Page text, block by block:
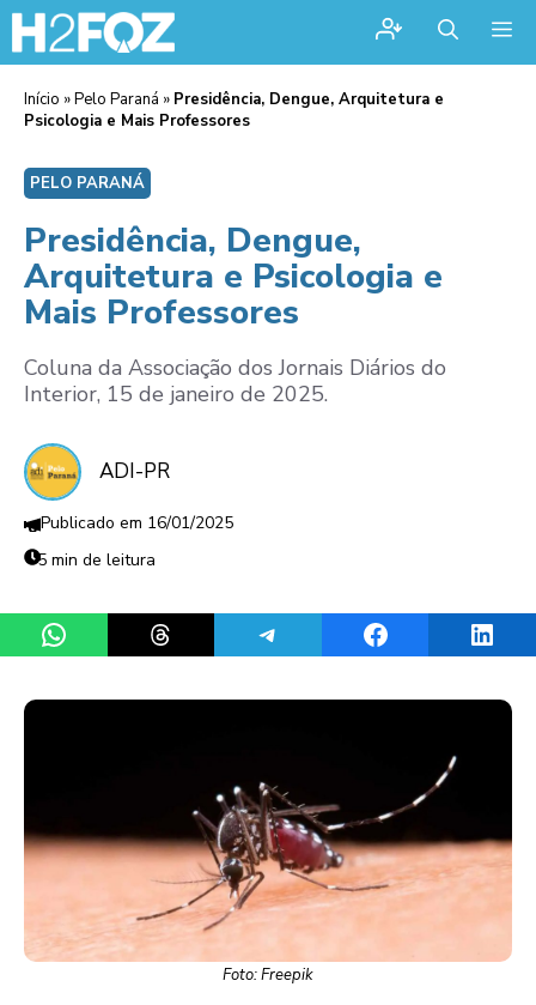
Início »Pelo Paraná » Presidência, Dengue, Arquitetura e
Psicologia e Mais Professores
PELO PARANÁ
Presidência, Dengue,
Arquitetura e Psicologia e
Mais Professores
Coluna da Associação dos Jornais Diários do
Interior, 15 de janeiro de 2025.
ADI-PR
16/01/2025
5 min de leitura
Share on WhatsAppShare on ThreadsShare on TelegramShare on Facebook
Foto: Freepik